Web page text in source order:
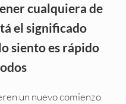
cualquiera de
el significado
siento es rápido
un nuevo comienzo